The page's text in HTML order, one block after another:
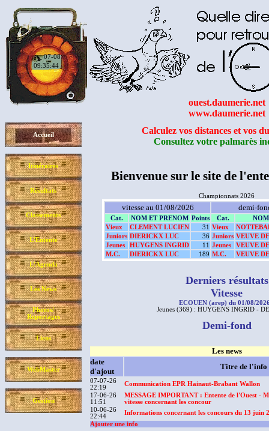
09:35:45
07-08
Accueil
ouest.daumerie.net
www.daumerie.net
Calculez vos distances et vos
Consultez votre palmarès
Itinéraires
Résultats
Classements
L'Entente
L'Agenda
Les News
Photos/
Reportages
Liens
WebMaster
Gestion
Bienvenue sur le site de
Championnats 2026
vitesse au 01/08/2026 demi-
Cat. NOM ET PRENOM Points Cat.
Vieux
CLEMENT LUCIEN 31 Vieux
Juniors DIERICKX LUC 36 Juniors VEUVE
Jeunes
HUYGENS INGRID 11 Jeunes
VEUVE
M.C.
DIERICKX LUC 189 M.C. VEUVE
Derniers résultats
Vitesse
ECOUEN (arep) du 01/08/
Jeunes (369) : HUYGENS INGRID -
Demi-fond
Les news
date
d'ajout
Titre de l'info
07-07-26
22:19
Communication EPR Hainaut-Brabant Wallon
17-06-26
11:51
MESSAGE IMPORTANT : Entente de l'Ouest -
vitesse concernant les concour
10-06-26
22:44
Informations concernant les concours du 13 juin
Ajouter une info